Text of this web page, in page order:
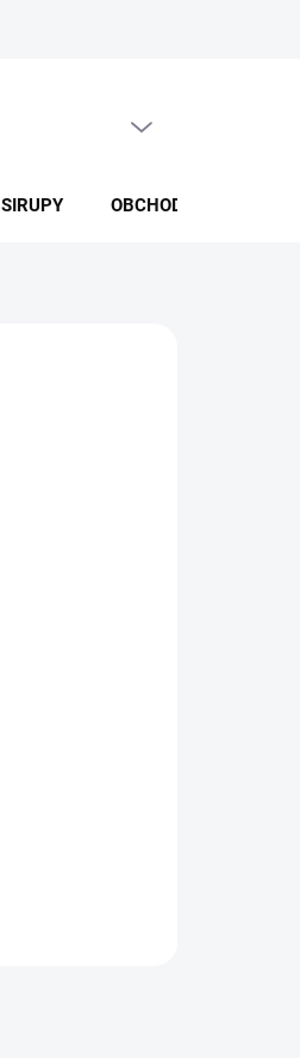
SIRUPY OBCHODNÍ PODMÍNKY